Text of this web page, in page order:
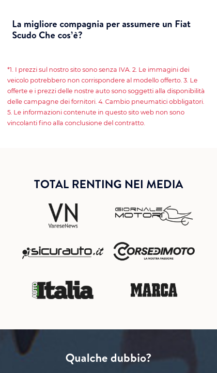
La migliore compagnia per assumere un Fiat
Scudo Che cos’è?
*1. I prezzi sul nostro sito sono senza IVA. 2. Le immagini dei
veicolo potrebbero non corrispondere al modello offerto. 3. Le
offerte e i prezzi delle nostre auto sono soggetti alla disponibilità
delle campagne dei fornitori. 4. Cambio pneumatici obbligatori.
5. Le informazioni contenute in questo sito web non sono
vincolanti fino alla conclusione del contratto.
TOTAL RENTING NEI MEDIA
Qualche dubbio?